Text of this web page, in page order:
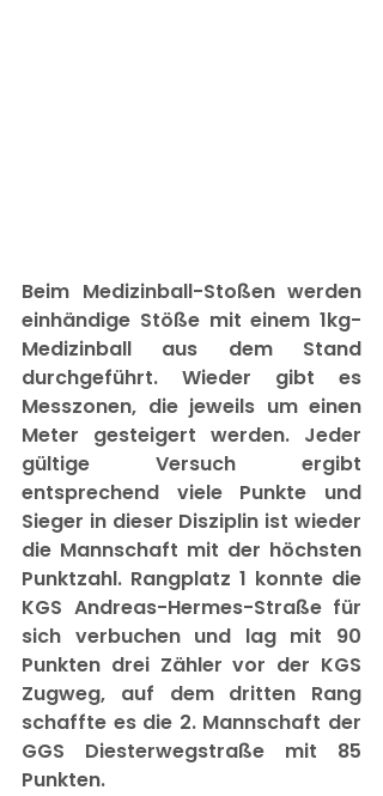
Beim Medizinball-Stoßen werden
einhändige Stöße mit einem 1kg-
Medizinball aus dem Stand
durchgeführt. Wieder gibt es
Messzonen, die jeweils um einen
Meter gesteigert werden. Jeder
gültige Versuch ergibt
entsprechend viele Punkte und
Sieger in dieser Disziplin ist wieder
die Mannschaft mit der höchsten
Punktzahl. Rangplatz 1 konnte die
KGS Andreas-Hermes-Straße für
sich verbuchen und lag mit 90
Punkten drei Zähler vor der KGS
Zugweg, auf dem dritten Rang
schaffte es die 2. Mannschaft der
GGS Diesterwegstraße mit 85
Punkten.